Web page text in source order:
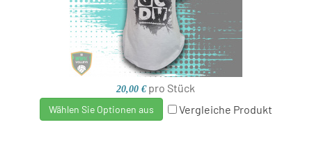
20,00 € pro Stück
Wählen Sie Optionen aus Vergleiche Produkt